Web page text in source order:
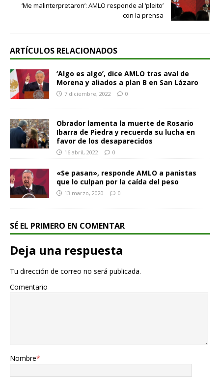
‘Me malinterpretaron’: AMLO responde al ‘pleito’
con la prensa
ARTÍCULOS RELACIONADOS
‘Algo es algo’, dice AMLO tras aval de
Morena y aliados a plan B en San Lázaro
7 diciembre, 2022 0
Obrador lamenta la muerte de Rosario
Ibarra de Piedra y recuerda su lucha en
favor de los desaparecidos
16 abril, 2022 0
«Se pasan», responde AMLO a panistas
que lo culpan por la caída del peso
13 marzo, 2020 0
SÉ EL PRIMERO EN COMENTAR
Deja una respuesta
Tu dirección de correo no será publicada.
Comentario
Nombre*